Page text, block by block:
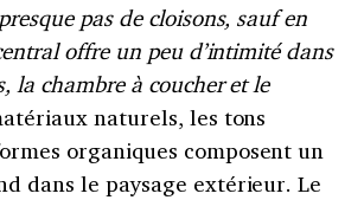
pas de cloisons, sauf en
offre un peu d’intimité dans
la chambre à coucher et le
naturels, les tons
organiques composent un
dans le paysage extérieur. Le